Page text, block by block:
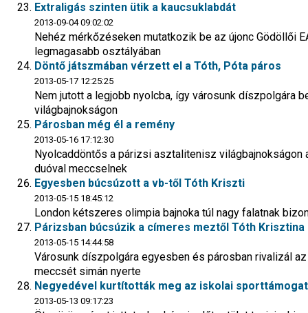
Extraligás szinten ütik a kaucsuklabdát
2013-09-04 09:02:02
Nehéz mérkőzéseken mutatkozik be az újonc Gödöllői
legmagasabb osztályában
Döntő játszmában vérzett el a Tóth, Póta páros
2013-05-17 12:25:25
Nem jutott a legjobb nyolcba, így városunk
világbajnokságon
Párosban még él a remény
2013-05-16 17:12:30
Nyolcaddöntős a párizsi asztalitenisz világbajnokságon
duóval meccselnek
Egyesben búcsúzott a vb-től Tóth Kriszti
2013-05-15 18:45:12
London kétszeres olimpia bajnoka túl nagy falatnak
Párizsban búcsúzik a címeres meztől Tóth Krisztina
2013-05-15 14:44:58
Városunk díszpolgára egyesben és párosban rivalizál
meccsét simán nyerte
Negyedével kurtították meg az iskolai
2013-05-13 09:17:23